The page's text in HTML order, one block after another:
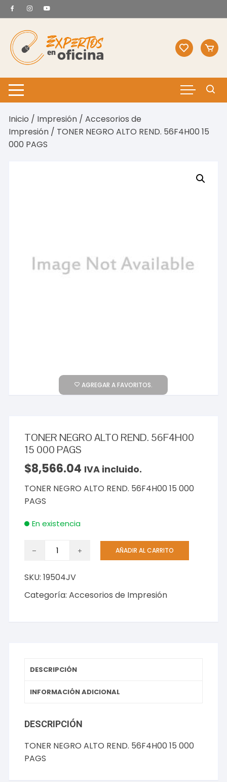
Saltar
al
contenido
Inicio / Impresión /Accesorios de
Impresión / TONER NEGRO ALTO REND. 56F4H00 15
000 PAGS
AGREGAR A FAVORITOS.
TONER NEGRO ALTO REND. 56F4H00
15 000 PAGS
$8,566.04 IVA incluido.
TONER NEGRO ALTO REND. 56F4H00 15 000
PAGS
En existencia
TONER
REND.
56F4H00
AÑADIR AL CARRITO
SKU:19504JV
Categoría:Accesorios de Impresión
DESCRIPCIÓN
INFORMACIÓN ADICIONAL
DESCRIPCIÓN
TONER NEGRO ALTO REND. 56F4H00 15 000
PAGS